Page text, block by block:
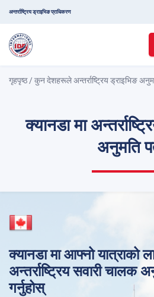
अन्तर्राष्ट्रिय ड्राइभिङ प्राधिकरण
गृहपृष्ठ/कुन देशहरूले अन्तर्राष्ट्रिय ड्राइभिङ
क्यानडा मा
अनुमति
क्यानडा मा आफ्नो यात्राको
अन्तर्राष्ट्रिय सवारी चालक
गर्नुहोस्